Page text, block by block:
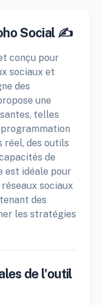
Social ✍️
conçu pour
sociaux et
des
une
telles
réel, des outils
de
est idéale pour
sociaux
des
les stratégies
de l'outil